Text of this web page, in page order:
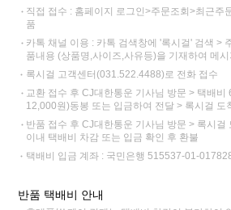
직접 접수 : 홈페이지 로그인>주문조회>최근주
품
카톡 채널 이용 : 카톡 검색창에 '록시걸' 검색 >
품내용 (상품명,사이즈,사유등)을 기재하여 메시
록시걸 고객센터(031.522.4488)로 전화 접수
교환 접수 후 CJ대한통운 기사님 방문 > 택배
12,000원)동봉 또는 입금하여 전달 > 록시걸 도
반품 접수 후 CJ대한통운 기사님 방문 > 록시걸
이내 택배비 차감 또는 입금 확인 후 환불
택배비 입금 계좌 : 국민은행 515537-01-
반품 택배비 안내